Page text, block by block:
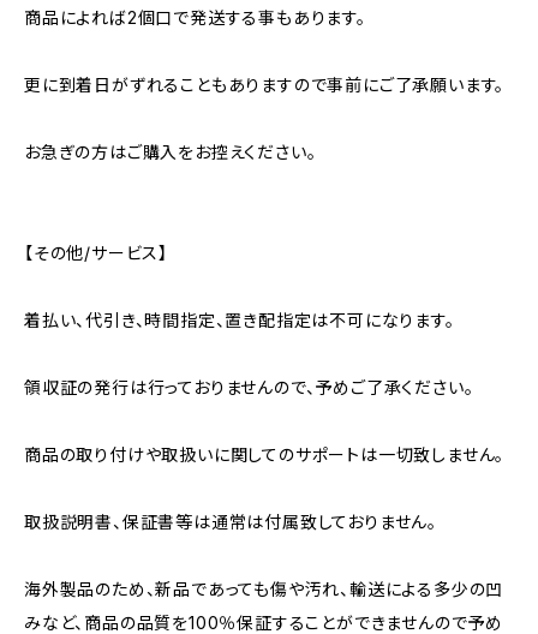
商品によれば2個口で発送する事もあります。
更に到着日がずれることもありますので事前にご了承願います。
お急ぎの方はご購入をお控えください。
【その他/サービス】
着払い、代引き、時間指定、置き配指定は不可になります。
領収証の発行は行っておりませんので、予めご了承ください。
商品の取り付けや取扱いに関してのサポートは一切致しません。
取扱説明書、保証書等は通常は付属致しておりません。
海外製品のため、新品であっても傷や汚れ、輸送による多少の凹
みなど、商品の品質を100％保証することができませんので予め